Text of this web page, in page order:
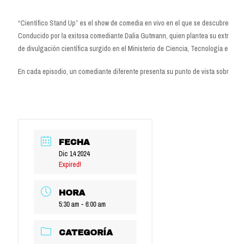
“Científico Stand Up” es el show de comedia en vivo en el que se
Conducido por la exitosa comediante Dalia Gutmann, quien plantea su
de divulgación científica surgido en el Ministerio de Ciencia, Tecnología
En cada episodio, un comediante diferente presenta su punto de vista
FECHA
Dic 14 2024
Expired!
HORA
5:30 am - 6:00 am
CATEGORÍA